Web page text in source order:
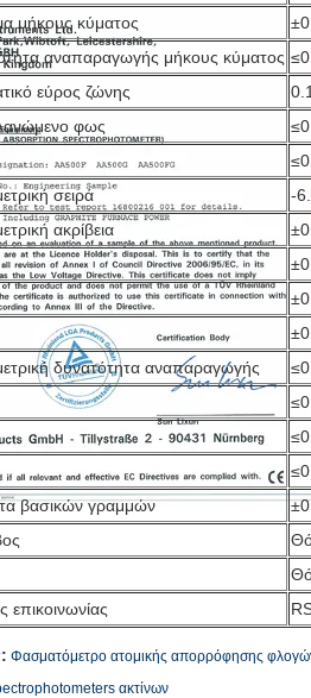
μήκους κύματος
αναπαραγωγής μήκους κύματος
εύρος ζώνης
φως
σειρά
-
ακρίβεια
δυνατότητα αναπαραγωγής
βασικών γραμμών
επικοινωνίας
Φασματόμετρο ατομικής απορρόφησης
ακτίνων